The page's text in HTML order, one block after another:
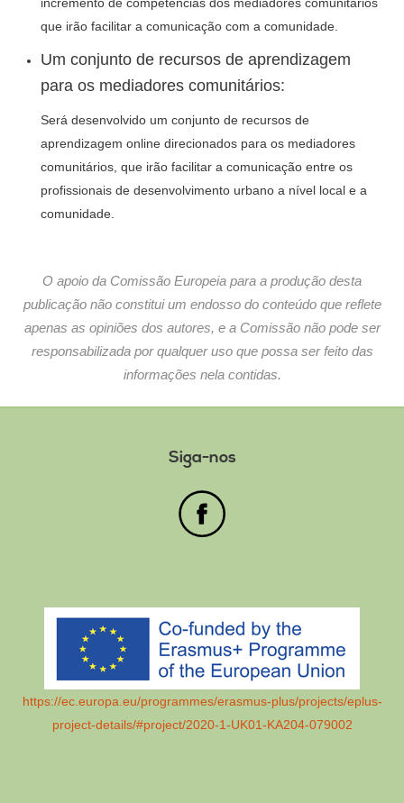
que irão facilitar a comunicação com a comunidade.
Um conjunto de recursos de aprendizagem
para os mediadores comunitários:
Será desenvolvido um conjunto de recursos de
aprendizagem online direcionados para os mediadores
comunitários, que irão facilitar a comunicação entre os
profissionais de desenvolvimento urbano a nível local e a
comunidade.
O apoio da Comissão Europeia para a produção desta
publicação não constitui um endosso do conteúdo que reflete
apenas as opiniões dos autores, e a Comissão não pode ser
responsabilizada por qualquer uso que possa ser feito das
informações nela contidas.
Siga-nos
https://ec.europa.eu/programmes/erasmus-plus/projects/eplus-
project-details/#project/2020-1-UK01-KA204-079002